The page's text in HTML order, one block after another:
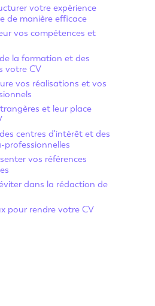
votre expérience
de manière efficace
vos compétences et
la formation et des
votre CV
vos réalisations et vos
et leur place
centres d'intérêt et des
vos références
dans la rédaction de
pour rendre votre CV